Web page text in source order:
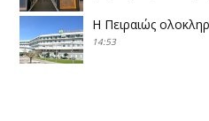
Η Πειραιώς
14:53